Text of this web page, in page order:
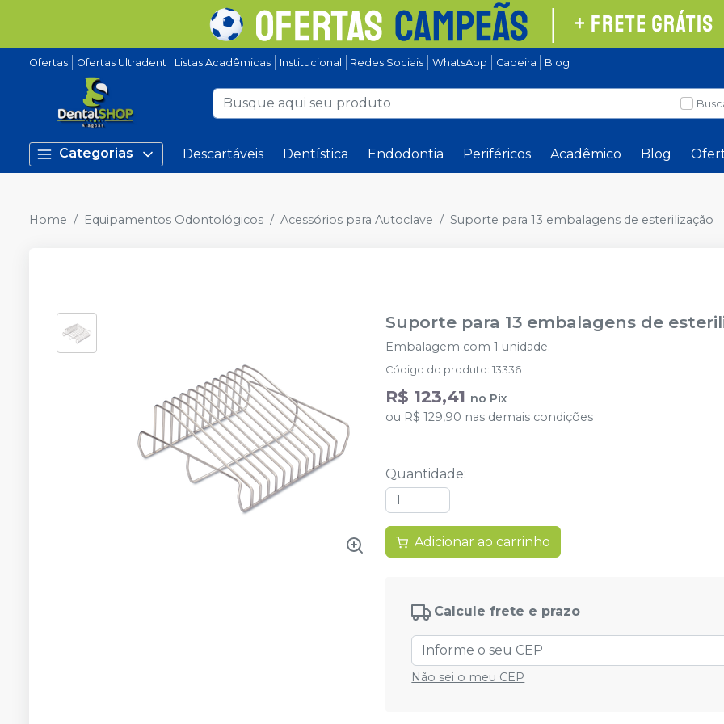
Ofertas Ofertas Ultradent Listas Acadêmicas Institucional Redes Sociais WhatsApp Cadeira Blog
Categorias Descartáveis Dentística Endodontia Periféricos Acadêmico Blog
Home Equipamentos Odontológicos Acessórios para Autoclave Suporte para 13 embalagens de esterilização
Suporte para 13 embalagens de
Embalagem com 1 unidade.
Código do produto:13336
R$ 123,41 no Pix
ou R$ 129,90 nas demais condições
Quantidade:
Adicionar ao carrinho
Calcule frete e prazo
Não sei o meu CEP